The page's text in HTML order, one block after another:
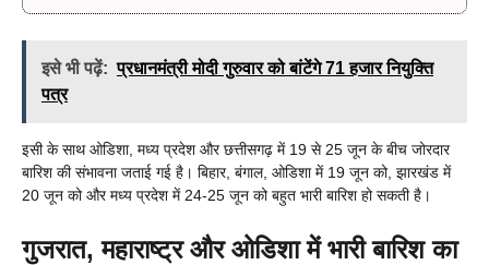
इसे भी पढ़ें: प्रधानमंत्री मोदी गुरुवार को बांटेंगे 71 हजार नियुक्ति
पत्र
इसी के साथ ओडिशा, मध्य प्रदेश और छत्तीसगढ़ में 19 से 25 जून के बीच जोरदार
बारिश की संभावना जताई गई है। बिहार, बंगाल, ओडिशा में 19 जून को, झारखंड में
20 जून को और मध्य प्रदेश में 24-25 जून को बहुत भारी बारिश हो सकती है।
गुजरात, महाराष्ट्र और ओडिशा में भारी बारिश का